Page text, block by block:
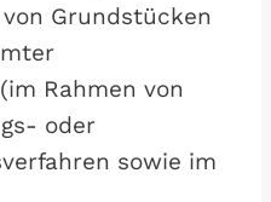
Grundstücken
Rahmen von
oder
sowie im